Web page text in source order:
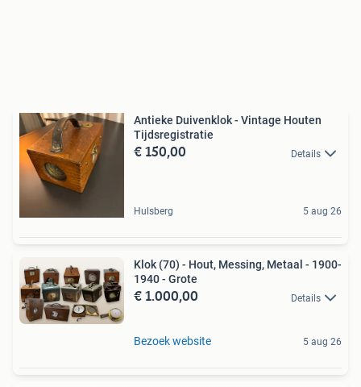
Antieke Duivenklok - Vintage Houten
Tijdsregistratie
€ 150,00 Details
Hulsberg 5 aug 26
Klok (70) - Hout, Messing, Metaal - 1900-
1940 - Grote
€ 1.000,00 Details
Bezoek website 5 aug 26